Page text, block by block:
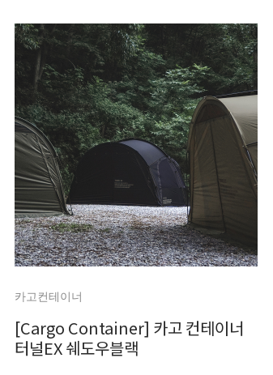
카고컨테이너
[Cargo Container] 카고 컨테이너
터널EX 쉐도우블랙